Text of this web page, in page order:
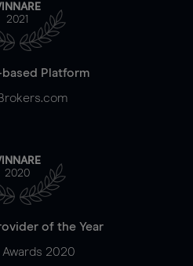
2021
based Platform
2020
of the Year
Awards 2020